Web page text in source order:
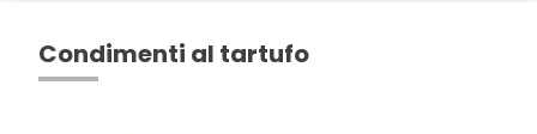
Condimenti al tartufo